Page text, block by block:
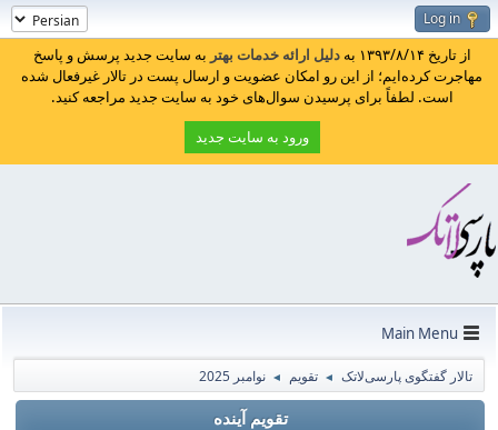
Log in
از تاریخ ۱۳۹۳/۸/۱۴ به دلیل ارائه خدمات بهتر به سایت جدید پرسش و پاسخ
مهاجرت کرده‌ایم؛ از این رو امکان عضویت و ارسال پست در تالار غیرفعال شده
است. لطفاً برای پرسیدن سوال‌های خود به سایت جدید مراجعه کنید.
ورود به سایت جدید
Main Menu
تالار گفتگوی پارسی‌لاتک ◄ تقویم ◄ نوامبر 2025
تقویم آینده